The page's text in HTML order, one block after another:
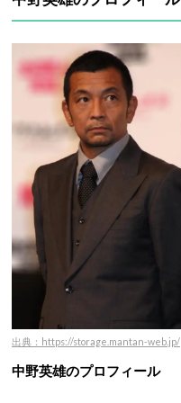
出典：https://storage.mantan-web.jp/
中野英雄のプロフィール